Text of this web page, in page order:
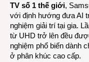
TV số 1 thế giới,
với định hướng đưa AI
nghiệm giải trí tại gia.
từ UHD trở lên đều
nghiệm phổ biến dành
ở phân khúc cao cấp.